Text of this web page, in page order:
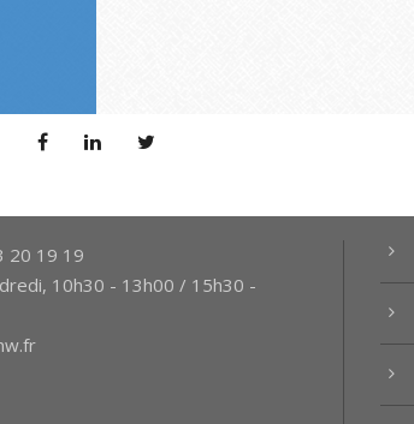
20 19 19
10h30 - 13h00 / 15h30 -